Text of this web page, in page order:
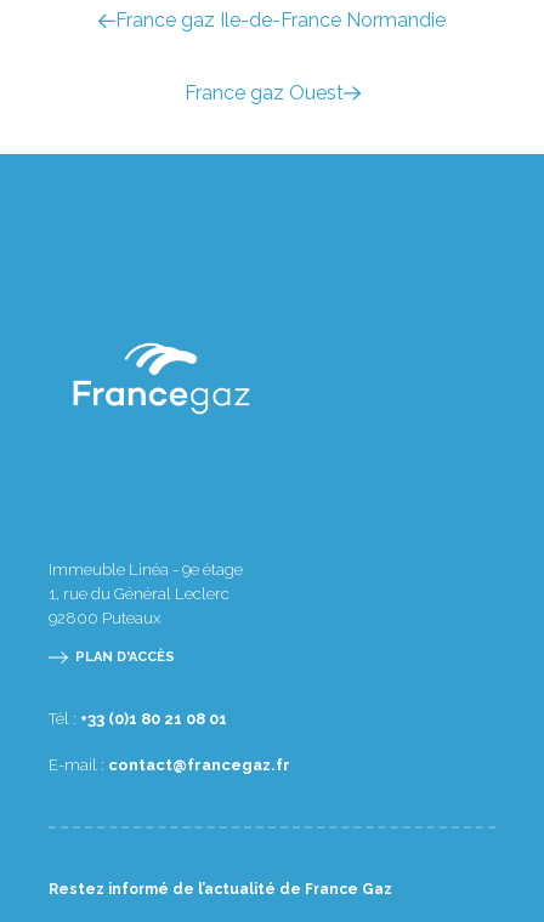
France gaz Ile-de-France Normandie
France gaz Ouest
Immeuble Linéa - 9e étage
1, rue du Général Leclerc
92800 Puteaux
PLAN D'ACCÈS
Tél : 10 80 12 08 1(0) 33+
E-mail : rf.zagecnarf@tcatnoc
Restez informé de l’actualité de France Gaz